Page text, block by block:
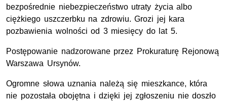
bezpośrednie niebezpieczeństwo utraty życia albo
ciężkiego uszczerbku na zdrowiu. Grozi jej kara
pozbawienia wolności od 3 miesięcy do lat 5.
Postępowanie nadzorowane przez Prokuraturę Rejonową
Warszawa Ursynów.
Ogromne słowa uznania należą się mieszkance, która
nie pozostała obojętna i dzięki jej zgłoszeniu nie doszło